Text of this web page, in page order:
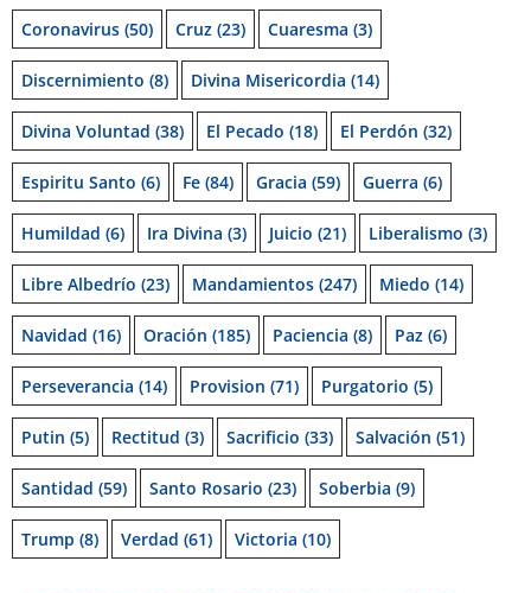
Coronavirus (50) Cruz (23) Cuaresma (3)
Discernimiento (8) Divina Misericordia (14)
Divina Voluntad (38) El Pecado (18) El Perdón (32)
Espiritu Santo (6) Fe (84) Gracia (59) Guerra (6)
Humildad (6) Ira Divina (3) Juicio (21) Liberalismo (3)
Libre Albedrío (23) Mandamientos (247) Miedo (14)
Navidad (16) Oración (185) Paciencia (8) Paz (6)
Perseverancia (14) Provision (71) Purgatorio (5)
Putin (5) Rectitud (3) Sacrificio (33) Salvación (51)
Santidad (59) Santo Rosario (23) Soberbia (9)
Trump (8) Verdad (61) Victoria (10)